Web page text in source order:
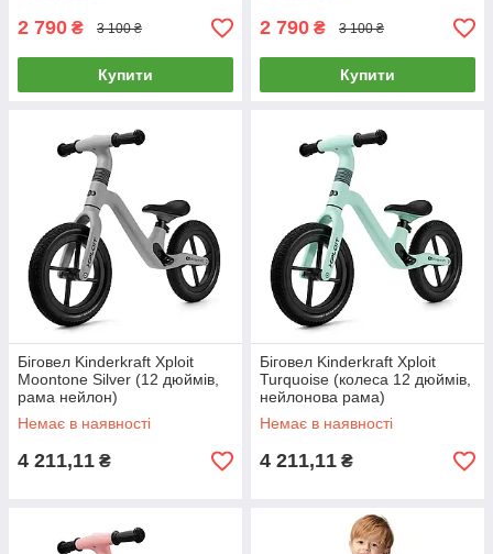
2 790 ₴ 3 100 ₴
Купити
2 790 ₴ 3 100 ₴
Купити
Біговел Kinderkraft Xploit
Moontone Silver (12 дюймів,
рама нейлон)
Немає в наявності
4 211,11 ₴
Біговел Kinderkraft Xploit
Turquoise (колеса 12 дюймів,
нейлонова рама)
Немає в наявності
4 211,11 ₴